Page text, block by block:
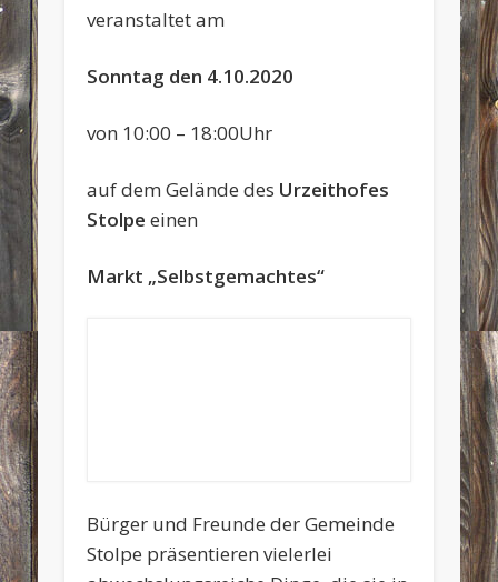
veranstaltet am
Sonntag den 4.10.2020
von 10:00 – 18:00Uhr
auf dem Gelände des Urzeithofes
Stolpeeinen
Markt „Selbstgemachtes“
Bürger und Freunde der Gemeinde
Stolpe präsentieren vielerlei